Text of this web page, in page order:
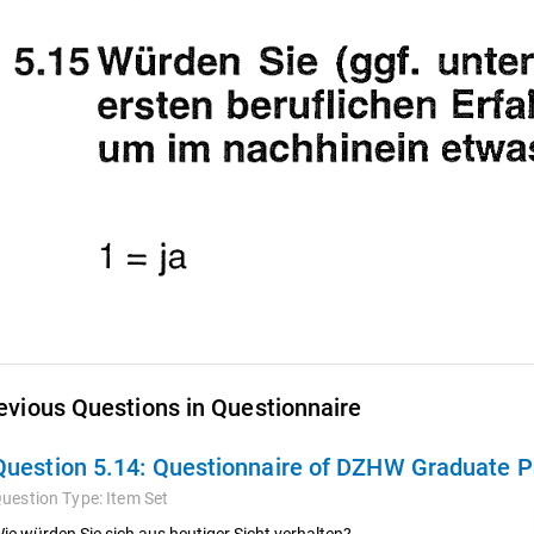
Questions in Questionnaire
5.14: Questionnaire of DZHW Graduate
Type: Item Set